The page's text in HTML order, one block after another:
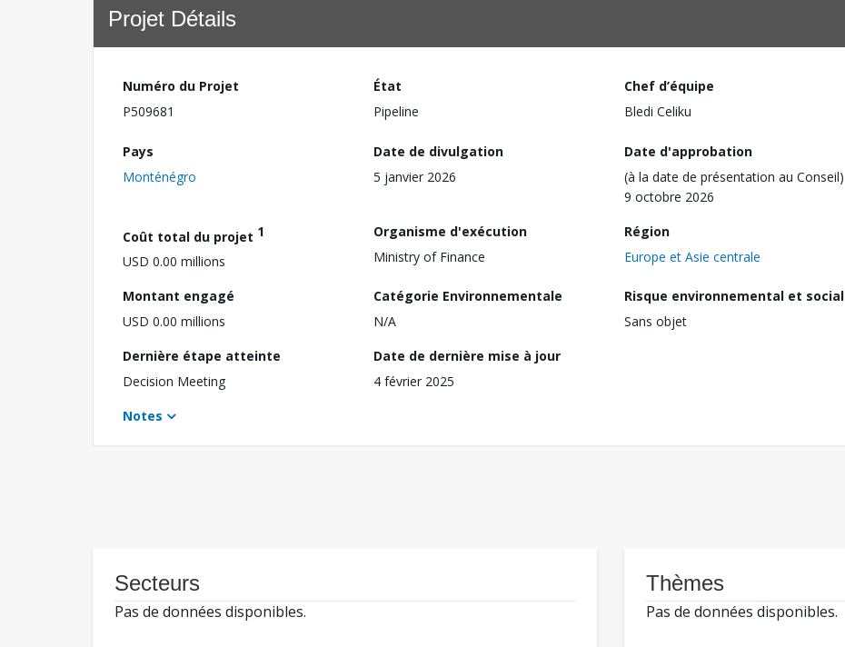
Projet Détails
Numéro du Projet
P509681
État
Pipeline
Chef d’équipe
Bledi Celiku
Pays
Monténégro
Date de divulgation
5 janvier 2026
Date d'approbation
(à la date de présentation au Conseil)
9 octobre 2026
Coût total du projet 1
USD 0.00 millions
Organisme d'exécution
Ministry of Finance
Région
Europe et Asie centrale
Montant engagé
USD 0.00 millions
Catégorie Environnementale
N/A
Risque environnemental et social
Sans objet
Dernière étape atteinte
Decision Meeting
Date de dernière mise à jour
4 février 2025
Notes
Secteurs
Pas de données disponibles.
Thèmes
Pas de données disponibles.